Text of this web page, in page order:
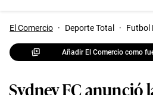
El Comercio · Deporte Total · Futbol
Añadir El Comercio como
Sydney FC anunció